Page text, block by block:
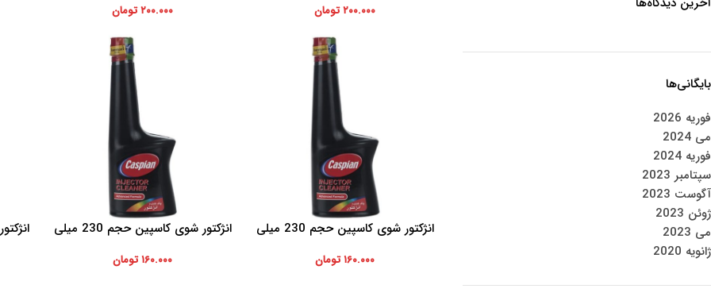
بایگانی‌ها
فوریه 2026
می 2024
فوریه 2024
سپتامبر 2023
آگوست 2023
ژوئن 2023
می 2023
ژانویه 2020
۲۰۰.۰۰۰تومان ۲۰۰.۰۰۰تومان
افزودن به سبد خرید
انژکتور شوی کاسپین حجم 230 میلی
۱۶۰.۰۰۰تومان
افزودن به سبد خرید
انژکتور شوی کاسپین حجم 230 میلی
۱۶۰.۰۰۰تومان